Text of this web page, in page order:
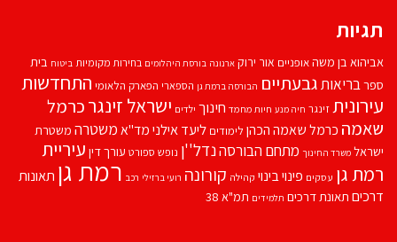
תגיות
אביהוא בן משהאופניים אור ירוק ארנונה בורסת היהלומים בחירות מקומיות ביטוח בית
ספרבריאותגבעתיים הבורסה ברמת גן הספארי הפארק הלאומי התחדשות
עירוניתזינגר חיה מנע חיות מחמד חינוך ילדים ישראל זינגרכרמל
שאמה כרמל שאמה הכהן לימודים ליעד אילנימד''אמשטרה משטרת
ישראל משרד החינוך מתחם הבורסהנדל''ן נופש ספורט עורך דין עיריית
רמת גן עסקים פינוי בינוי קהילה קורונה רועי ברזילי רכב רמת גן תאונות
דרכים תאונת דרכים תלמידים תמ"א 38